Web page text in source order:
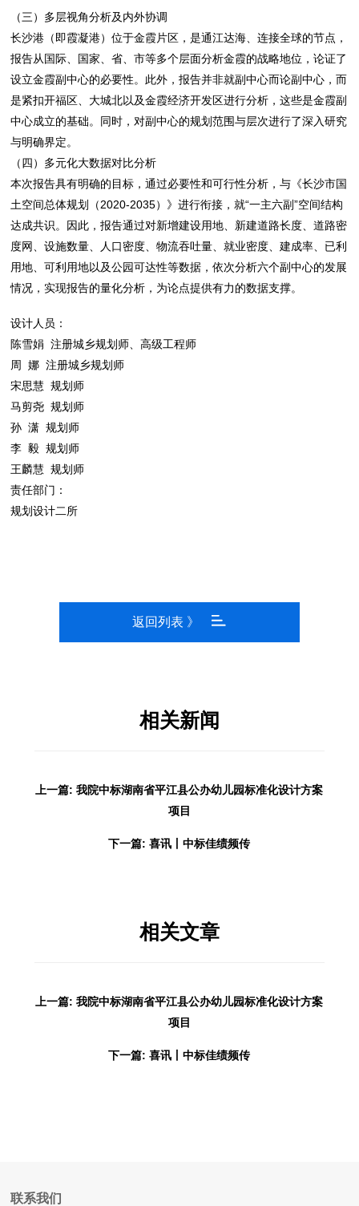
（三）多层视角分析及内外协调
长沙港（即霞凝港）位于金霞片区，是通江达海、连接全球的节点，
报告从国际、国家、省、市等多个层面分析金霞的战略地位，论证了
设立金霞副中心的必要性。此外，报告并非就副中心而论副中心，而
是紧扣开福区、大城北以及金霞经济开发区进行分析，这些是金霞副
中心成立的基础。同时，对副中心的规划范围与层次进行了深入研究
与明确界定。
（四）多元化大数据对比分析
本次报告具有明确的目标，通过必要性和可行性分析，与《长沙市国
土空间总体规划（2020-2035）》进行衔接，就“一主六副”空间结构
达成共识。因此，报告通过对新增建设用地、新建道路长度、道路密
度网、设施数量、人口密度、物流吞吐量、就业密度、建成率、已利
用地、可利用地以及公园可达性等数据，依次分析六个副中心的发展
情况，实现报告的量化分析，为论点提供有力的数据支撑。
设计人员：
陈雪娟 注册城乡规划师、高级工程师
周 娜 注册城乡规划师
宋思慧 规划师
马剪尧 规划师
孙 潇 规划师
李 毅 规划师
王麟慧 规划师
责任部门：
规划设计二所
返回列表 》
相关新闻
上一篇: 我院中标湖南省平江县公办幼儿园标准化设计方案
项目
下一篇: 喜讯丨中标佳绩频传
相关文章
上一篇: 我院中标湖南省平江县公办幼儿园标准化设计方案
项目
下一篇: 喜讯丨中标佳绩频传
联系我们